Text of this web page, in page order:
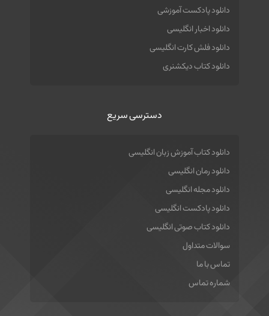
دانلود پادکست آموزشی
دانلود اخبار انگلیسی
دانلود فلش کارت انگلیسی
دانلود کتاب دیکشنری
دسترسی سریع
دانلود کتاب آموزش زبان انگلیسی
دانلود رمان انگلیسی
دانلود مجله انگلیسی
دانلود پادکست انگلیسی
دانلود کتاب صوتی انگلیسی
سوالات متداول
تماس با ما
شماره تماس